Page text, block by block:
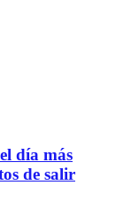
día más
de salir